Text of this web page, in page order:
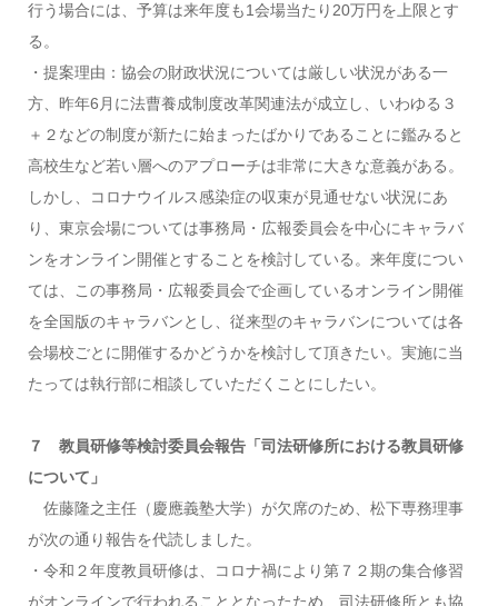
行う場合には、予算は来年度も1会場当たり20万円を上限とす
る。
・提案理由：協会の財政状況については厳しい状況がある一
方、昨年6月に法曹養成制度改革関連法が成立し、いわゆる３
＋２などの制度が新たに始まったばかりであることに鑑みると
高校生など若い層へのアプローチは非常に大きな意義がある。
しかし、コロナウイルス感染症の収束が見通せない状況にあ
り、東京会場については事務局・広報委員会を中心にキャラバ
ンをオンライン開催とすることを検討している。来年度につい
ては、この事務局・広報委員会で企画しているオンライン開催
を全国版のキャラバンとし、従来型のキャラバンについては各
会場校ごとに開催するかどうかを検討して頂きたい。実施に当
たっては執行部に相談していただくことにしたい。
７ 教員研修等検討委員会報告「司法研修所における教員研修
について」
佐藤隆之主任（慶應義塾大学）が欠席のため、松下専務理事
が次の通り報告を代読しました。
・令和２年度教員研修は、コロナ禍により第７２期の集合修習
がオンラインで行われることとなったため、司法研修所とも協